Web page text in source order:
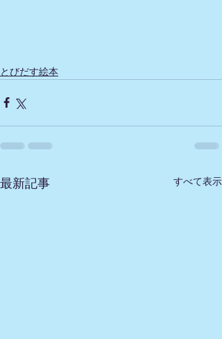
とびだす絵本
最新記事 すべて表示